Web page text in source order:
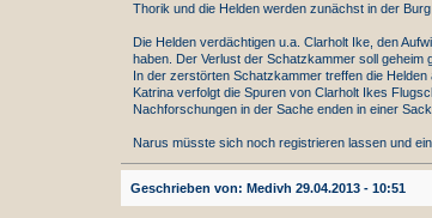
Thorik und die Helden werden zunächst in der
Die Helden verdächtigen u.a. Clarholt Ike, den
haben. Der Verlust der Schatzkammer soll geheim
In der zerstörten Schatzkammer treffen die
Katrina verfolgt die Spuren von Clarholt Ikes
Nachforschungen in der Sache enden in einer
Narus müsste sich noch registrieren lassen und
Geschrieben von: Medivh 29.04.2013 - 10:51